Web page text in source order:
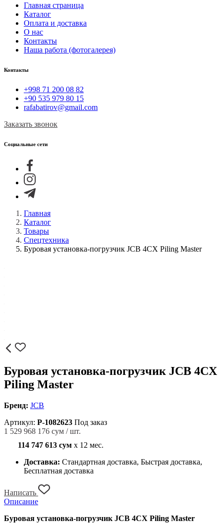
Главная страница
Каталог
Оплата и доставка
О нас
Контакты
Наша работа (фотогалерея)
Контакты
+998 71 200 08 82
+90 535 979 80 15
rafabatirov@gmail.com
Заказать звонок
Социальные сети
Главная
Каталог
Товары
Спецтехника
Буровая установка-погрузчик JCB 4CX Piling Master
Буровая установка-погрузчик JCB 4CX
Piling Master
Бренд: JCB
Артикул: P-1082623 Под заказ
1 529 968 176 сум / шт.
114 747 613 сум x 12 мес.
Доставка: Стандартная доставка, Быстрая доставка,
Бесплатная доставка
Написать
Описание
Буровая установка-погрузчик JCB 4CX Piling Master